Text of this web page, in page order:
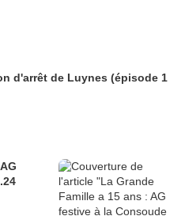
d'arrêt de Luynes (épisode 1